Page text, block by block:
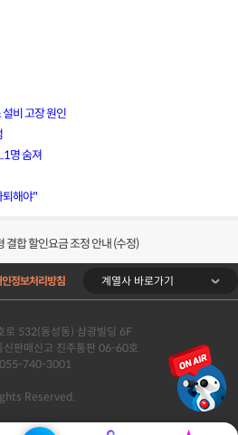
비 고장 원인
명 숨져
퇴해야"
변경 안내의 건 (7/22)
결합 할인요금 조정 안내 (수정)
(Ver2.15) 개정의 건 (7/1)
변경 안내의 건 (7/1)
금액 변경 안내
변경 안내의 건 (7/22)
정보처리방침 계열사 바로가기
로 532(동성동) 삼광빌딩 6F
판매신고 진주통판 06-60호
055-740-3001
Reserved.